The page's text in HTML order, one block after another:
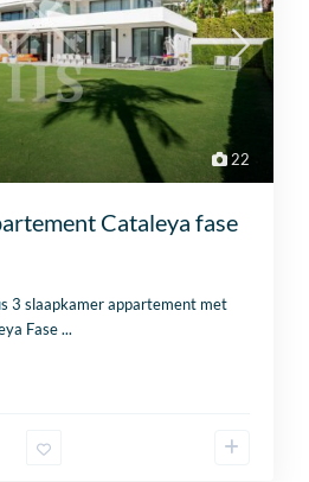
22
Cataleya fase
3 slaapkamer appartement met
Fase...